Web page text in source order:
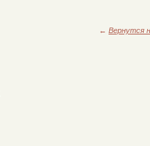
← Вернутся